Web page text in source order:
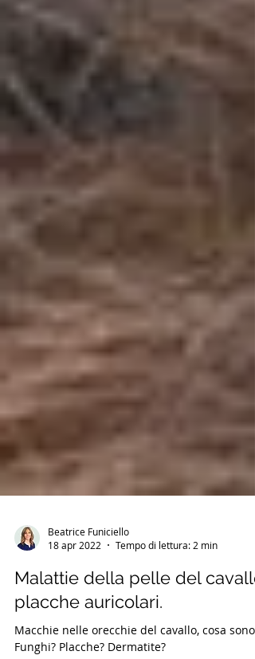
18 apr 2022
Tempo di lettura: 2 min
Malattie della pelle del
placche auricolari.